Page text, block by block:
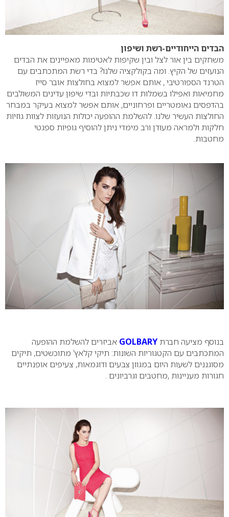
הבדים הייחודיים-רשת ושיפון
משחקים בין אור לצל ובין שקיפות לאטימות מאפיינים את הבדים
הנועזים של הקיץ. ומה בקולקציה שלנו? בדי רשת המתכתבים עם
הטרנד הספורטיבי , אותם אפשר למצוא בחולצות אובר סייז
מחמיאות ואפילו בשמלות דו שכבתיות ובדי שיפון עדינים המשולבים
בהדפסים גאומטריים ופרחוניים, אותם אפשר למצוא בעיקר במבחר
החולצות העשיר שלנו. להשלמת ההופעה יכולות הנועזות לצוות גוזיות
חלקות ולמראה מעודן ורב מימדי ניתן להוסיף גופיות ספגטי
מחטבות.
בנוסף מציעה חברת GOLBARY אביזרים להשלמת ההופעה
המתכתבים עם הקטגוריות השונות: תיקי קלאץ’ מתוכשטים, תיקים
מסוגננים לשעות היום במגוון צבעים ודוגמאות, צעיפים אופנתיים
חגורות מעניינות ,מחטבים וגרביונים .